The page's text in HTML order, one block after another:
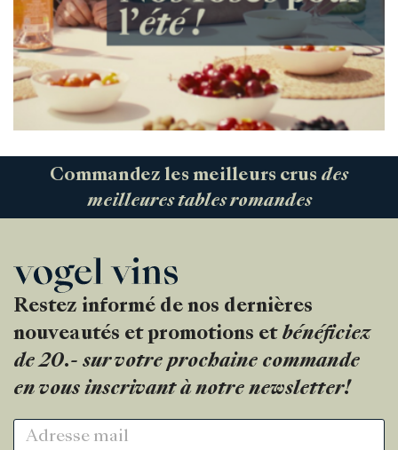
Commandez les meilleurs crus des
meilleures tables romandes
Restez informé de nos dernières
nouveautés et promotions et bénéficiez
de 20.- sur votre prochaine commande
en vous inscrivant à notre newsletter!